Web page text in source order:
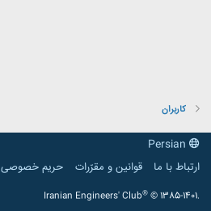
کاربران
ارتباط با ما
قوانین و مقرّرات حریم خصوصی
Iranian Engineers' Club® © 1385-1401.